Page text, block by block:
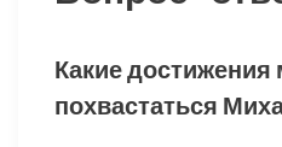
Какие достижения
похвастаться